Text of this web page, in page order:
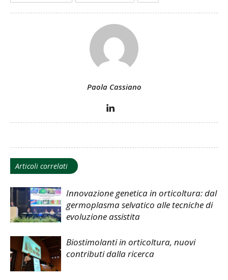
Paola Cassiano
Articoli correlati
Innovazione genetica in orticoltura: dal
germoplasma selvatico alle tecniche di
evoluzione assistita
Biostimolanti in orticoltura, nuovi
contributi dalla ricerca